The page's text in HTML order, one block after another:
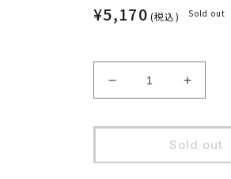
¥5,170 (税込) Sold out
Decrease
quantity
quantity
Pra
/
Sold out